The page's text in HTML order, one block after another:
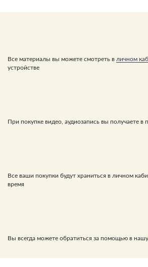
Все материалы вы можете смотреть в личном
устройстве
При покупке видео, аудиозапись вы получаете в
Все ваши покупки будут храниться в личном
время
Вы всегда можете обратиться за помощью в нашу